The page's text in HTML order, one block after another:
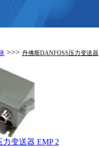
>>> 丹佛斯DANFOSS压力变送器
力变送器 EMP 2